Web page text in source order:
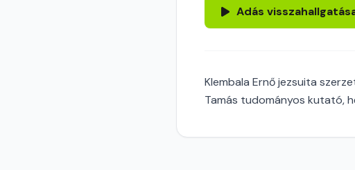
Adás
Klembala Ernő jezsuita
Tamás tudományos kutató,